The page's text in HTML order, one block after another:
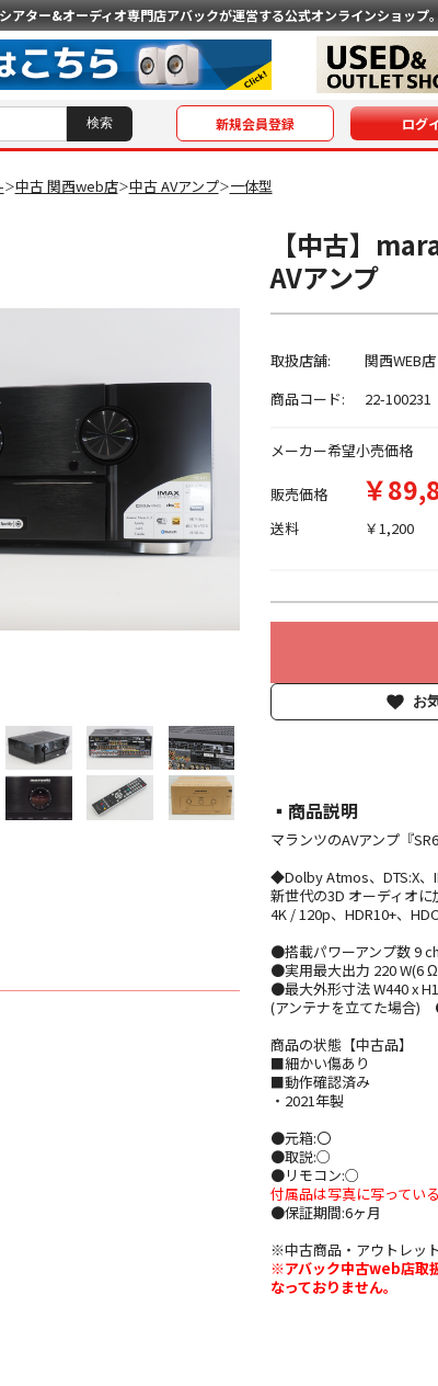
アター&オーディオ専門店アバックが運営する公式オンラインショップ。
新規会員登録 ログ
＞中古 関西web店＞中古 AVアンプ＞一体型
【中古】
AVアンプ
取扱店舗:
関西WEB店
商品コード:
22-100231
メーカー希望小売価格
販売価格 ￥
送料 ￥1,200
お
▪︎商品説明
マランツのAVアンプ『
◆Dolby Atmos、DTS:X、
新世代の3D オーディオ
4K / 120p、HDR10+、
●搭載パワーアンプ数 9
●実用最大出力 220 W(6
●最大外形寸法 W440 x
(アンテナを立てた場合)
商品の状態【中古品】
■細かい傷あり
■動作確認済み
・2021年製
●元箱:〇
●取説:○
●リモコン:○
付属品は写真に写ってい
●保証期間:6ヶ月
※中古商品・アウトレッ
※アバック中古web店取
なっておりません。